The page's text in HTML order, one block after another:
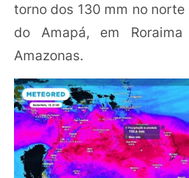
torno dos 130 mm no
do Amapá, em
Amazonas.